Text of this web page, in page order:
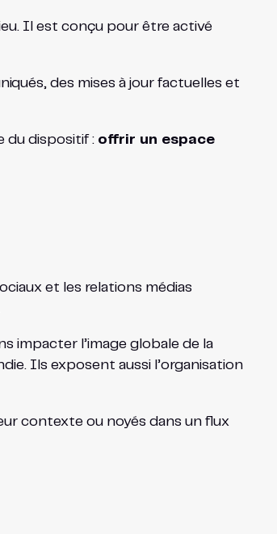
Il est conçu pour être activé
des mises à jour factuelles et
du dispositif : offrir un espace
et les relations médias
impacter l’image globale de la
Ils exposent aussi l’organisation
contexte ou noyés dans un flux